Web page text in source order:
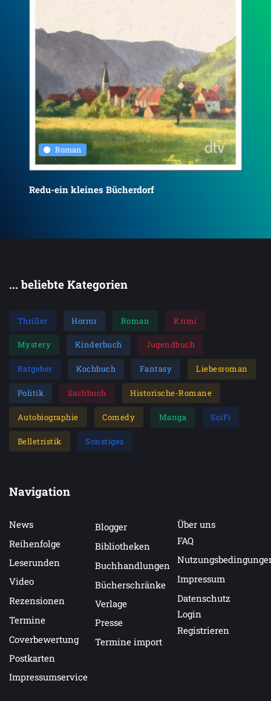
Roman
Redu-ein kleines Bücherdorf
... beliebte Kategorien
Thriller Horror Roman Krimi
Mystery Kinderbuch Jugendbuch
Ratgeber Kochbuch Fantasy Liebesroman
Politik Sachbuch Historische-Romane
Autobiographie Comedy Manga SciFi
Belletristik Sonstiges
Navigation
News
Reihenfolge
Leserunden
Video
Rezensionen
Termine
Coverbewertung
Postkarten
Impressumservice
Blogger
Bibliotheken
Buchhandlungen
Bücherschränke
Verlage
Presse
Termine import
Über uns
FAQ
Impressum
Datenschutz
Login
Registrieren